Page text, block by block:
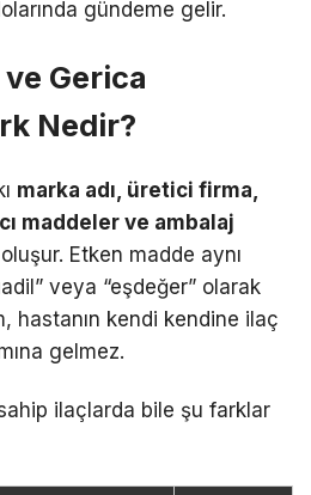
gündeme gelir.
Gerica
Nedir?
marka adı, üretici firma,
maddeler ve ambalaj
Etken madde aynı
veya “eşdeğer” olarak
hastanın kendi kendine ilaç
gelmez.
ilaçlarda bile şu farklar